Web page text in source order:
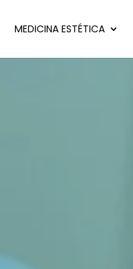
MEDICINA ESTÉTICA